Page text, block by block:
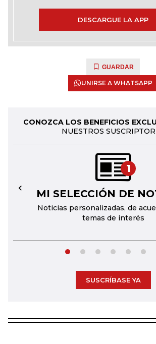
DESCARGUE LA APP
GUARDAR
UNIRSE A WHATSAPP
CONOZCA LOS BENEFICIOS
NUESTROS
1
MI SELECCIÓN DE
Noticias personalizadas, de
temas de interés
←
SUSCRÍBASE YA